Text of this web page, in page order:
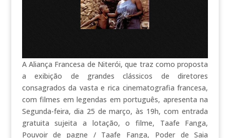
A Aliança Francesa de Niterói, que traz como proposta
a exibição de grandes clássicos de diretores
consagrados da vasta e rica cinematografia francesa,
com filmes em legendas em português, apresenta na
Segunda-feira, dia 25 de março, às 19h, com entrada
gratuita sujeita a lotação, o filme, Taafe Fanga,
Pouvoir de pagne / Taafe Fanga, Poder de Saia